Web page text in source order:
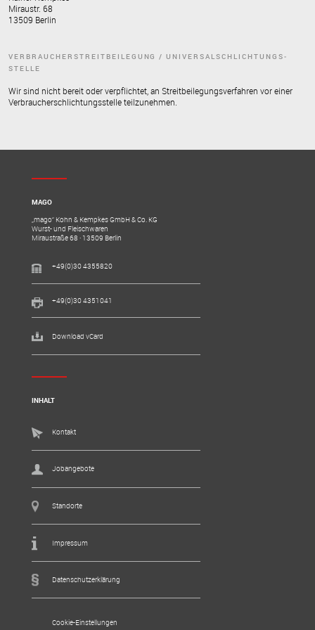
Miraustr. 68
13509 Berlin
VERBRAUCHER­­STREIT­BEILEGUNG / UNIVERSAL­­SCHLICHTUNGS­
STELLE
Wir sind nicht bereit oder verpflichtet, an Streitbeilegungsverfahren vor einer
Verbraucherschlichtungsstelle teilzunehmen.
MAGO
„mago“ Kohn & Kempkes GmbH & Co. KG
Wurst- und Fleischwaren
Miraustraße 68 · 13509 Berlin
+49(0)30 4355820
+49(0)30 4351041
Download vCard
INHALT
Kontakt
Jobangebote
Standorte
Impressum
Datenschutzerklärung
Cookie-Einstellungen